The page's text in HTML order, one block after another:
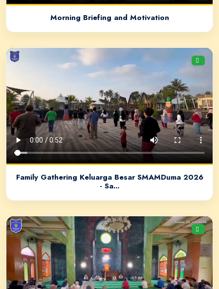
Morning Briefing and Motivation
Family Gathering Keluarga Besar SMAMDuma 2026
- Sa...